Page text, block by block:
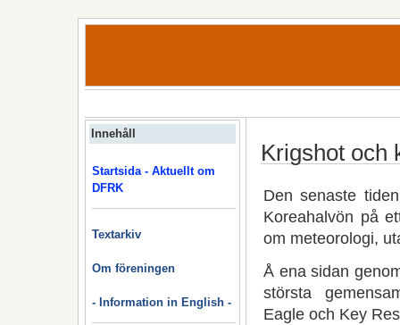
Innehåll
Startsida - Aktuellt om
DFRK
Textarkiv
Om föreningen
- Information in English -
Krigshot och
Den senaste
Koreahalvön på
om meteorologi,
Å ena sidan
största
Eagle och Key